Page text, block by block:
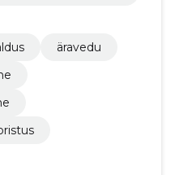
äravedu